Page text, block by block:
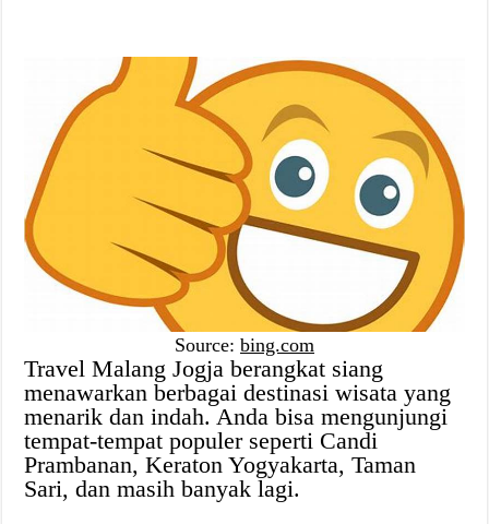
Source: bing.com
Travel Malang Jogja berangkat siang
menawarkan berbagai destinasi wisata yang
menarik dan indah. Anda bisa mengunjungi
tempat-tempat populer seperti Candi
Prambanan, Keraton Yogyakarta, Taman
Sari, dan masih banyak lagi.